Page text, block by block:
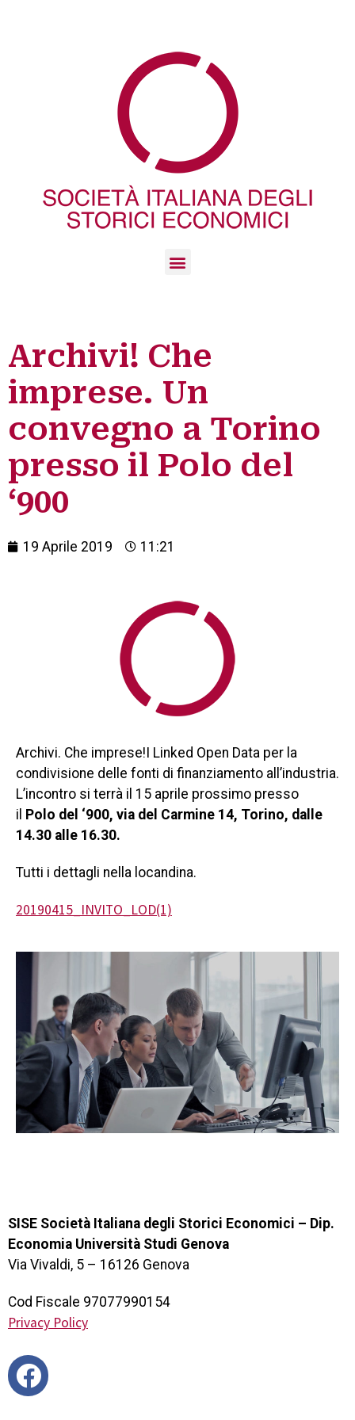
Archivi! Che
imprese. Un
convegno a Torino
presso il Polo del
‘900
19 Aprile 2019 11:21
Archivi. Che imprese!I Linked Open Data per la
condivisione delle fonti di finanziamento all’industria.
L’incontro si terrà il 15 aprile prossimo presso
il Polo del ‘900, via del Carmine 14, Torino, dalle
14.30 alle 16.30.
Tutti i dettagli nella locandina.
20190415_INVITO_LOD(1)
SISE Società Italiana degli Storici Economici – Dip.
Economia Università Studi Genova
Via Vivaldi, 5 – 16126 Genova
Cod Fiscale 97077990154
Privacy Policy